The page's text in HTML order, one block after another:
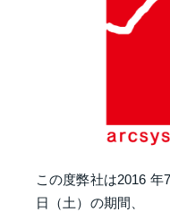
この度弊社は2016 年
日（土）の期間、